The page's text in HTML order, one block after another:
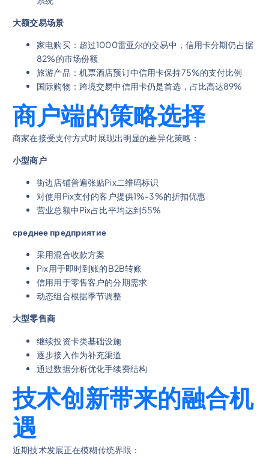
大额交易场景
家电购买：超过1000雷亚尔的交易中，信用卡分期仍占据
82%的市场份额
旅游产品：机票酒店预订中信用卡保持75%的支付比例
国际购物：跨境交易中信用卡仍是首选，占比高达89%
商户端的策略选择
商家在接受支付方式时展现出明显的差异化策略：
小型商户
街边店铺普遍张贴Pix二维码标识
对使用Pix支付的客户提供1%-3%的折扣优惠
营业总额中Pix占比平均达到55%
среднее предприятие
采用混合收款方案
Pix用于即时到账的B2B转账
信用用于零售客户的分期需求
动态组合根据季节调整
大型零售商
继续投资卡类基础设施
逐步接入作为补充渠道
通过数据分析优化手续费结构
技术创新带来的融合机
遇
近期技术发展正在模糊传统界限：